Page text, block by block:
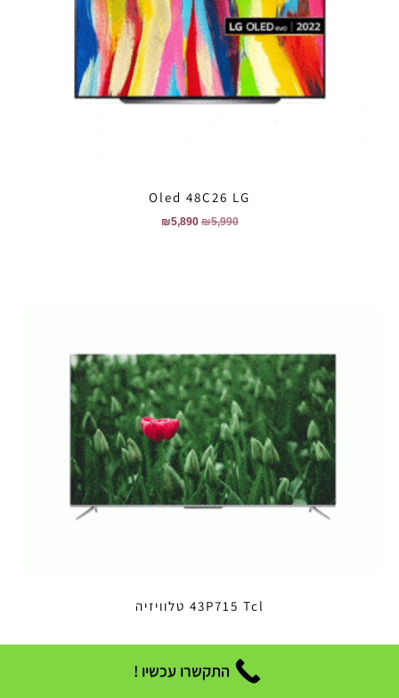
Oled 48C26 LG
₪5,990
₪5,890
43P715 Tcl טלוויזיה
התקשרו עכשיו !